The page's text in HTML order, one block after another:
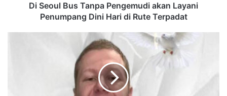
Di Seoul Bus Tanpa Pengemudi akan Layani
Penumpang Dini Hari di Rute Terpadat